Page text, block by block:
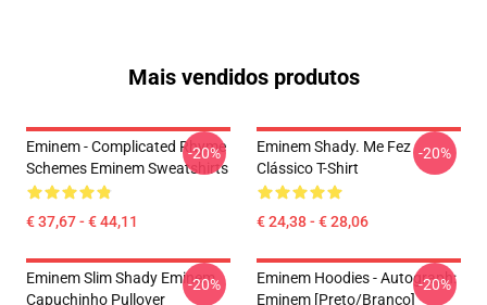
Mais vendidos produtos
Eminem - Complicated Rhyme
Schemes Eminem Sweatshirts
€ 37,67 - € 44,11
-20%
Eminem Shady. Me Fez
Clássico T-Shirt
€ 24,38 - € 28,06
-20%
Eminem Slim Shady Eminem
Capuchinho Pullover
-20%
Eminem Hoodies - Autograph:
Eminem [Preto/branco]
-20%